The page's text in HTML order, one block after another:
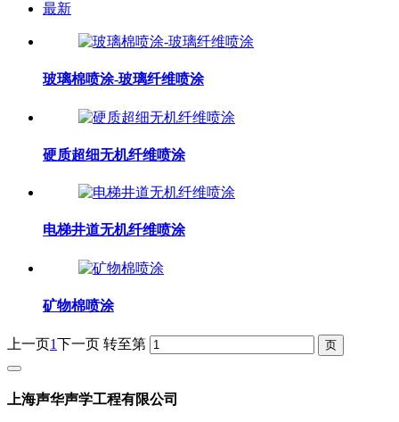
最新
玻璃棉喷涂-玻璃纤维喷涂
硬质超细无机纤维喷涂
电梯井道无机纤维喷涂
矿物棉喷涂
上一页1下一页 转至第
上海声华声学工程有限公司